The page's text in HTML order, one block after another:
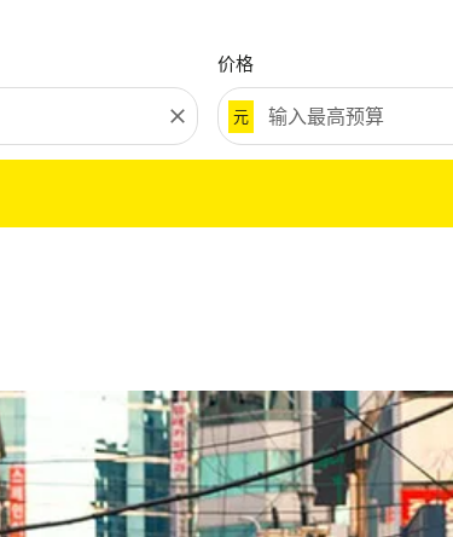
close
价格
元